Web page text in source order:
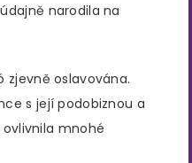
narodila na
zjevně oslavována.
s její podobiznou a
mnohé